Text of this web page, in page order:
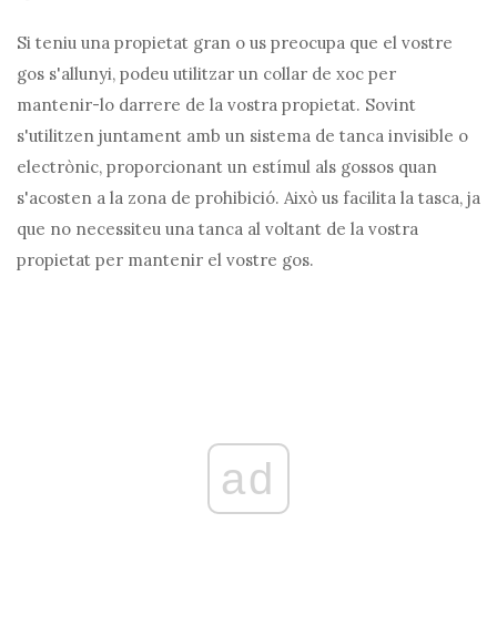
Si teniu una propietat gran o us preocupa que el vostre
gos s'allunyi, podeu utilitzar un collar de xoc per
mantenir-lo darrere de la vostra propietat. Sovint
s'utilitzen juntament amb un sistema de tanca invisible o
electrònic, proporcionant un estímul als gossos quan
s'acosten a la zona de prohibició. Això us facilita la tasca, ja
que no necessiteu una tanca al voltant de la vostra
propietat per mantenir el vostre gos.
ad